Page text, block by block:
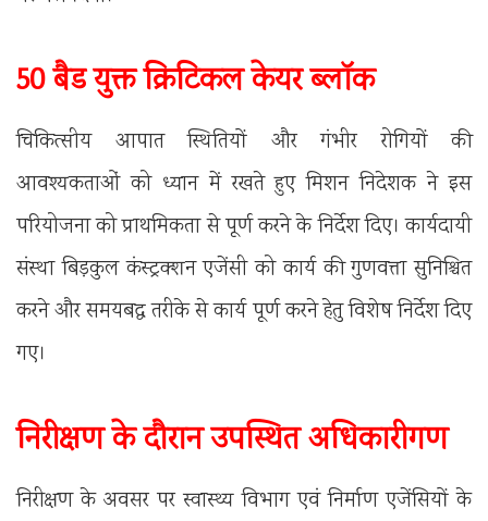
50 बैड युक्त क्रिटिकल केयर ब्लॉक
चिकित्सीय आपात स्थितियों और गंभीर रोगियों की
आवश्यकताओं को ध्यान में रखते हुए मिशन निदेशक ने इस
परियोजना को प्राथमिकता से पूर्ण करने के निर्देश दिए। कार्यदायी
संस्था बिड़कुल कंस्ट्रक्शन एजेंसी को कार्य की गुणवत्ता सुनिश्चित
करने और समयबद्ध तरीके से कार्य पूर्ण करने हेतु विशेष निर्देश दिए
गए।
निरीक्षण के दौरान उपस्थित अधिकारीगण
निरीक्षण के अवसर पर स्वास्थ्य विभाग एवं निर्माण एजेंसियों के